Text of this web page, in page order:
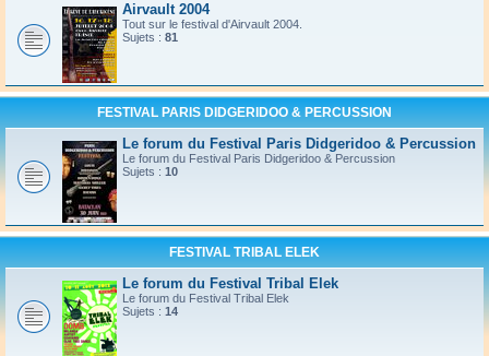
Airvault 2004
Tout sur le festival d'Airvault 2004.
Sujets : 81
FESTIVAL PARIS DIDGERIDOO & PERCUSSION
Le forum du Festival Paris Didgeridoo & Percussion
Le forum du Festival Paris Didgeridoo & Percussion
Sujets : 10
FESTIVAL TRIBAL ELEK
Le forum du Festival Tribal Elek
Le forum du Festival Tribal Elek
Sujets : 14